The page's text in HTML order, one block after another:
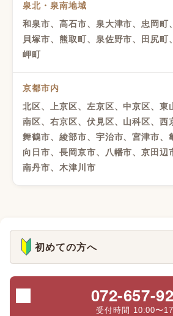
泉北・泉南地域
和泉市、高石市、泉大津市、忠岡町
貝塚市、熊取町、泉佐野市、田尻町
岬町
京都市内
北区、上京区、左京区、中京区、東
南区、右京区、伏見区、山科区、西
舞鶴市、綾部市、宇治市、宮津市、
向日市、長岡京市、八幡市、京田辺
南丹市、木津川市
初めての方へ
072-657-
受付時間 10:00〜